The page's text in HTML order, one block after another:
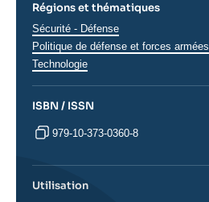
Régions et thématiques
Thématiques
analyses
Sécurité - Défense
Politique de défense et forces armées
Technologie
ISBN / ISSN
979-10-373-0360-8
Utilisation